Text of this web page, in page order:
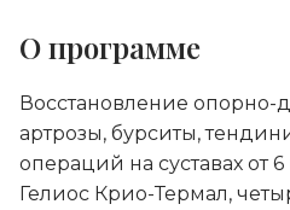
О программе
Восстановление опорно-
артрозы, бурситы,
операций на суставах от
Гелиос Крио-Термал,